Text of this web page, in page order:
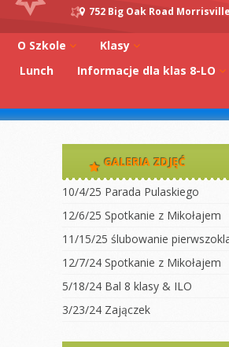
752 Big Oak Road
O Szkole
Adres szkoły
2025/2026
2025/2026
Statut szkoły
“Ogniwo”
Dokumenty do
15-lecie szkoły
Klasy
Klasa 0A
Klasa 1A
Klasa 1B
Klasa 2
Klasa 3A
Klasa 3 B
Klasa 5
Klasa 6
Lunch
Informacje dla klas 8-LO
Stypendia
Egzaminy z
dwujęzyczności
GALERIA ZDJĘĆ
10/4/25 Parada Pulaskiego
12/6/25 Spotkanie z Mikołajem
11/15/25 ślubowanie
12/7/24 Spotkanie z Mikołajem
5/18/24 Bal 8 klasy & ILO
3/23/24 Zajączek